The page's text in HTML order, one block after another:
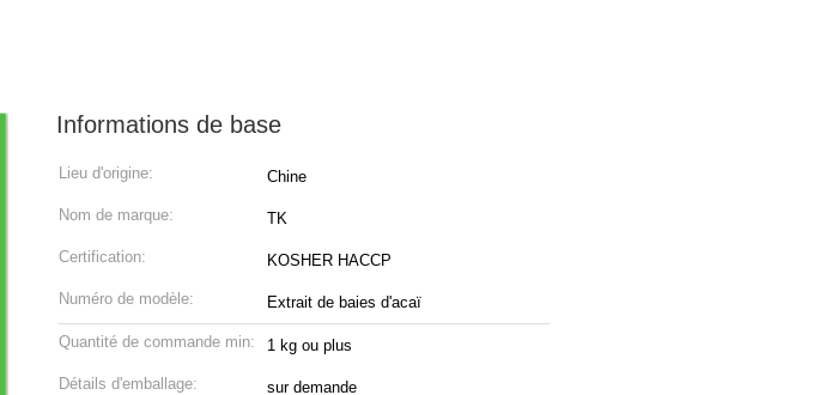
Informations de base
Lieu d'origine: Chine
Nom de marque: TK
Certification: KOSHER HACCP
Numéro de modèle: Extrait de baies d'acaï
Quantité de commande min: 1 kg ou plus
Détails d'emballage: sur demande